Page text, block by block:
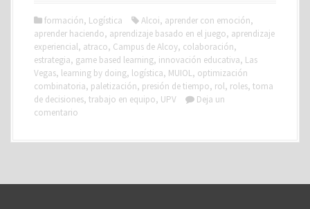
formación, Logística Alcoi, aprender con emoción,
aprender haciendo, aprendizaje basado en el juego, aprendizaje
experiencial, atraco, Campus de Alcoy, colaboración,
estrategia, game based learning, innovación educativa, Las
Vegas, learning by doing, logística, MUIOL, optimización
combinatoria, paletización, presión de tiempo, rol, roles, toma
de decisiones, trabajo en equipo, UPV
Deja un
comentario